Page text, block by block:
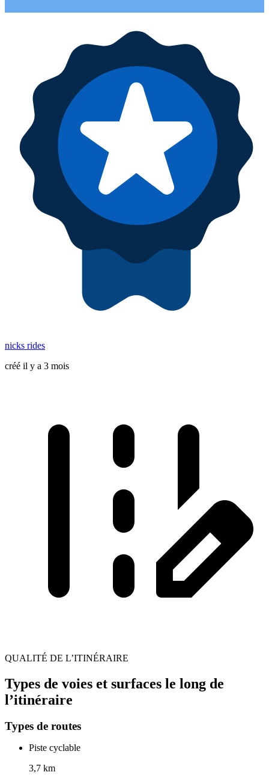
nicks rides
créé il y a 3 mois
QUALITÉ DE L’ITINÉRAIRE
Types de voies et surfaces le long de
l’itinéraire
Types de routes
Piste cyclable
3,7 km